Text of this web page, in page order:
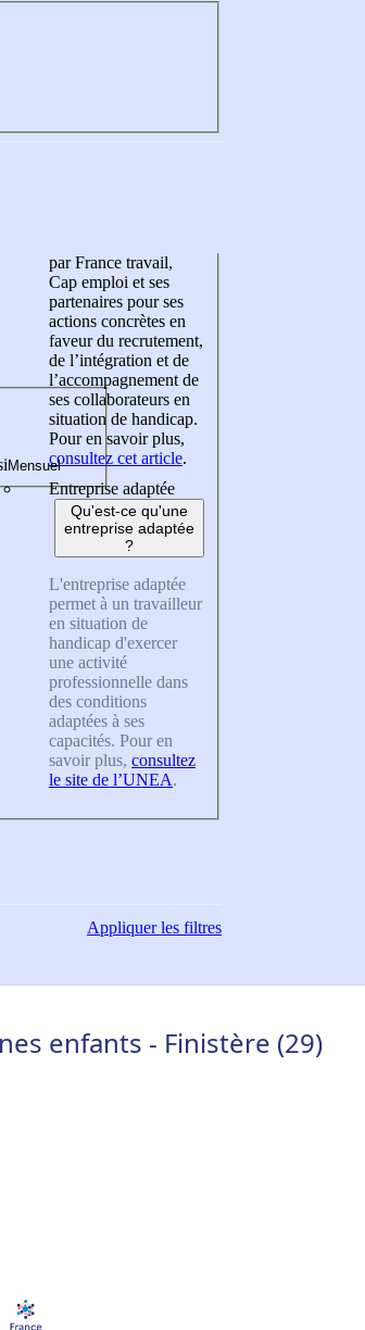
par France travail,
Cap emploi et ses
partenaires pour ses
actions concrètes en
faveur du recrutement,
de l’intégration et de
l’accompagnement de
ses collaborateurs en
situation de handicap.
Pour en savoir plus,
consultez cet article.
Entreprise adaptée
Qu'est-ce qu'une
entreprise adaptée
?
L'entreprise adaptée
permet à un travailleur
en situation de
handicap d'exercer
une activité
professionnelle dans
des conditions
adaptées à ses
capacités. Pour en
savoir plus, consultez
le site de l’UNEA.
Appliquerles filtres
enfants - Finistère (29)